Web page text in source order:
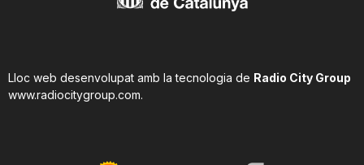
Lloc web desenvolupat amb la tecnologia de Radio City Group
www.radiocitygroup.com.